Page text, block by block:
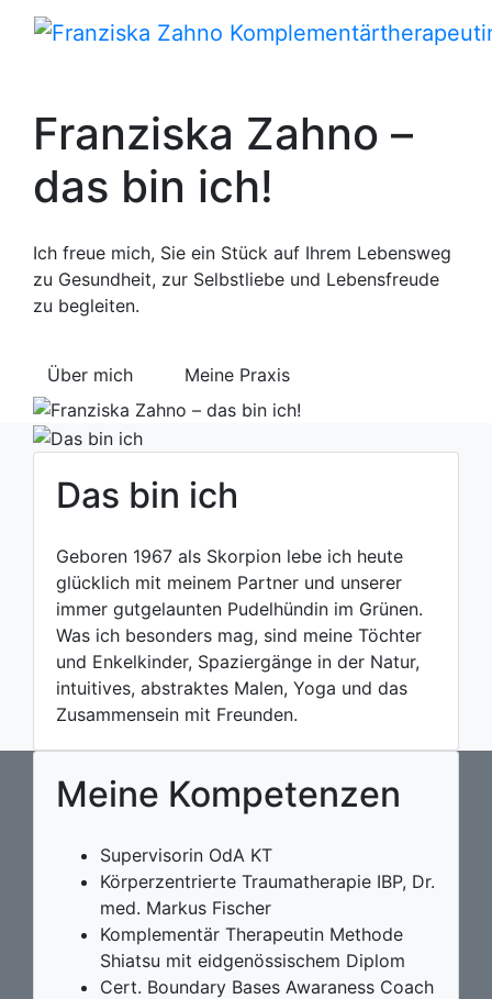
Franziska Zahno –
das bin ich!
Ich freue mich, Sie ein Stück auf Ihrem Lebensweg
zu Gesundheit, zur Selbstliebe und Lebensfreude
zu begleiten.
Über mich Meine Praxis
Das bin ich
Geboren 1967 als Skorpion lebe ich heute
glücklich mit meinem Partner und unserer
immer gutgelaunten Pudelhündin im Grünen.
Was ich besonders mag, sind meine Töchter
und Enkelkinder, Spaziergänge in der Natur,
intuitives, abstraktes Malen, Yoga und das
Zusammensein mit Freunden.
Meine Kompetenzen
Supervisorin OdA KT
Körperzentrierte Traumatherapie IBP, Dr.
med. Markus Fischer
Komplementär Therapeutin Methode
Shiatsu mit eidgenössischem Diplom
Cert. Boundary Bases Awaraness Coach